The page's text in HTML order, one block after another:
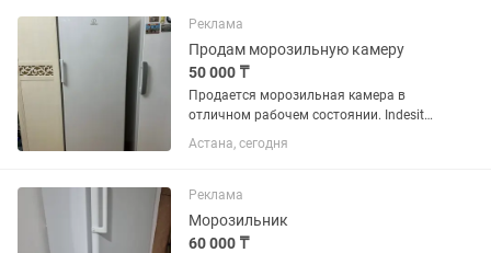
деньги
Реклама
Продам морозильную камеру
50 000 ₸
Продается морозильная камера в
отличном рабочем состоянии. Indesit
SFR 167 тихая, вместительная (есть
выдвижные ящики и полки),
Астана, сегодня
Реклама
Морозильник
60 000 ₸